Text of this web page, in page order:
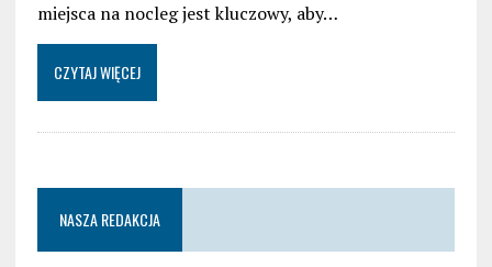
miejsca na nocleg jest kluczowy, aby…
CZYTAJ WIĘCEJ
NASZA REDAKCJA